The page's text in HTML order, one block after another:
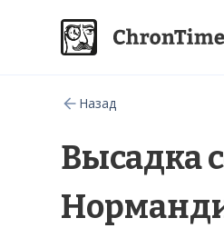
Назад
Высадка